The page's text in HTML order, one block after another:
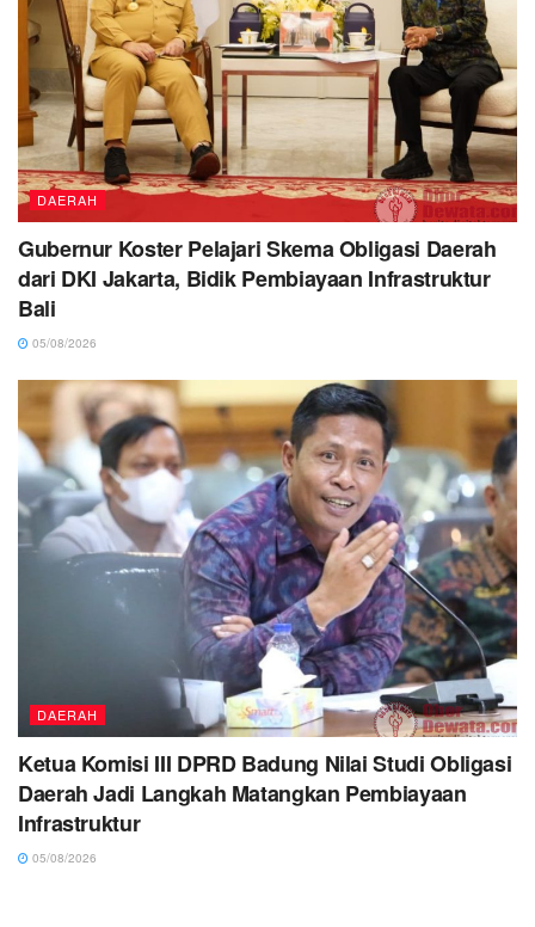
DAERAH
Gubernur Koster Pelajari Skema Obligasi Daerah
dari DKI Jakarta, Bidik Pembiayaan Infrastruktur
Bali
05/08/2026
DAERAH
Ketua Komisi III DPRD Badung Nilai Studi Obligasi
Daerah Jadi Langkah Matangkan Pembiayaan
Infrastruktur
05/08/2026